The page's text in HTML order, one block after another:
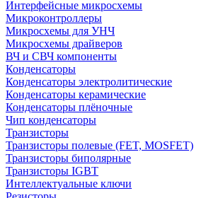
Интерфейсные микросхемы
Микроконтроллеры
Микросхемы для УНЧ
Микросхемы драйверов
ВЧ и СВЧ компоненты
Конденсаторы
Конденсаторы электролитические
Конденсаторы керамические
Конденсаторы плёночные
Чип конденсаторы
Транзисторы
Транзисторы полевые (FET, MOSFET)
Транзисторы биполярные
Транзисторы IGBT
Интеллектуальные ключи